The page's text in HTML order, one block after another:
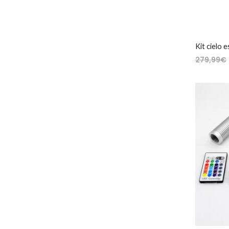
279,99€